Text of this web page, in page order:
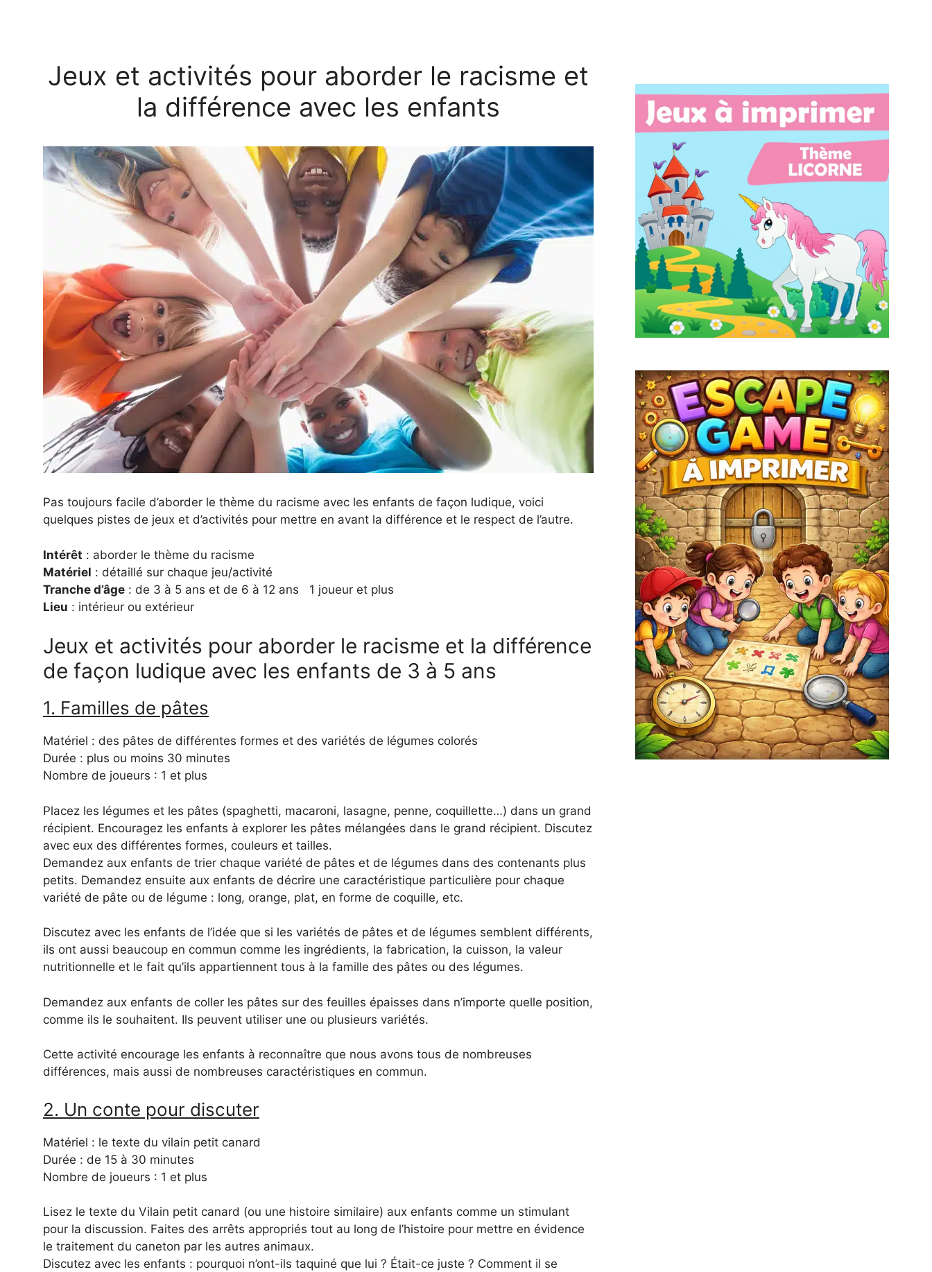
Jeux et activités pour aborder le racisme et
la différence avec les enfants
Pas toujours facile d’aborder le thème du racisme avec les enfants de façon ludique, voici
quelques pistes de jeux et d’activités pour mettre en avant la différence et le respect de l’autre.
Intérêt : aborder le thème du racisme
Matériel : détaillé sur chaque jeu/activité
Tranche d’âge : de 3 à 5 ans et de 6 à 12 ans 1 joueur et plus
Lieu : intérieur ou extérieur
Jeux et activités pour aborder le racisme et la différence
de façon ludique avec les enfants de 3 à 5 ans
1. Familles de pâtes
Matériel : des pâtes de différentes formes et des variétés de légumes colorés
Durée : plus ou moins 30 minutes
Nombre de joueurs : 1 et plus
Placez les légumes et les pâtes (spaghetti, macaroni, lasagne, penne, coquillette…) dans un grand
récipient. Encouragez les enfants à explorer les pâtes mélangées dans le grand récipient. Discutez
avec eux des différentes formes, couleurs et tailles.
Demandez aux enfants de trier chaque variété de pâtes et de légumes dans des contenants plus
petits. Demandez ensuite aux enfants de décrire une caractéristique particulière pour chaque
variété de pâte ou de légume : long, orange, plat, en forme de coquille, etc.
Discutez avec les enfants de l’idée que si les variétés de pâtes et de légumes semblent différents,
ils ont aussi beaucoup en commun comme les ingrédients, la fabrication, la cuisson, la valeur
nutritionnelle et le fait qu’ils appartiennent tous à la famille des pâtes ou des légumes.
Demandez aux enfants de coller les pâtes sur des feuilles épaisses dans n’importe quelle position,
comme ils le souhaitent. Ils peuvent utiliser une ou plusieurs variétés.
Cette activité encourage les enfants à reconnaître que nous avons tous de nombreuses
différences, mais aussi de nombreuses caractéristiques en commun.
2. Un conte pour discuter
Matériel : le texte du vilain petit canard
Durée : de 15 à 30 minutes
Nombre de joueurs : 1 et plus
Lisez le texte du Vilain petit canard (ou une histoire similaire) aux enfants comme un stimulant
pour la discussion. Faites des arrêts appropriés tout au long de l’histoire pour mettre en évidence
le traitement du caneton par les autres animaux.
Discutez avec les enfants : pourquoi n’ont-ils taquiné que lui ? Était-ce juste ? Comment il se